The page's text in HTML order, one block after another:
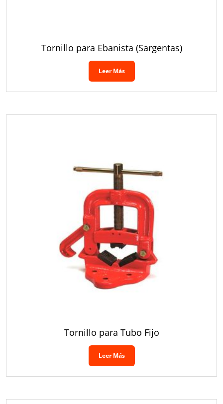
Tornillo para Ebanista (Sargentas)
Leer Más
Tornillo para Tubo Fijo
Leer Más